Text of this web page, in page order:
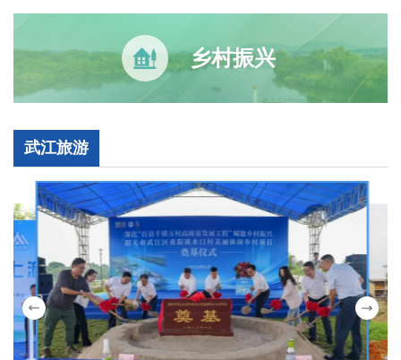
乡村振兴
武江旅游